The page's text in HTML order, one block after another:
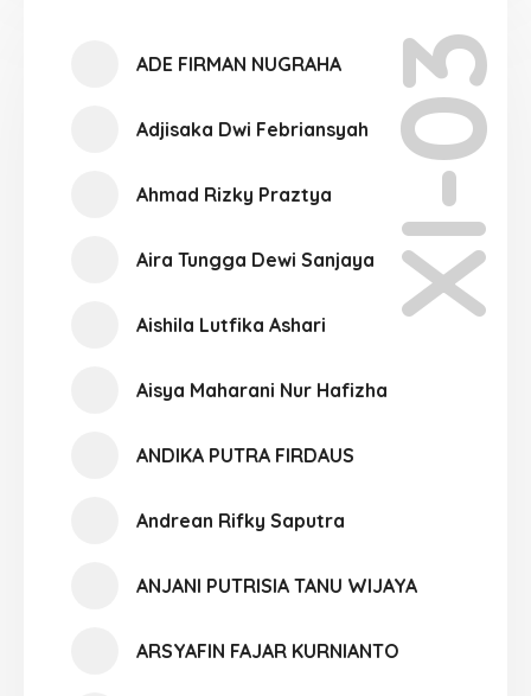
XI-03
ADE FIRMAN NUGRAHA
Adjisaka Dwi Febriansyah
Ahmad Rizky Praztya
Aira Tungga Dewi Sanjaya
Aishila Lutfika Ashari
Aisya Maharani Nur Hafizha
ANDIKA PUTRA FIRDAUS
Andrean Rifky Saputra
ANJANI PUTRISIA TANU WIJAYA
ARSYAFIN FAJAR KURNIANTO